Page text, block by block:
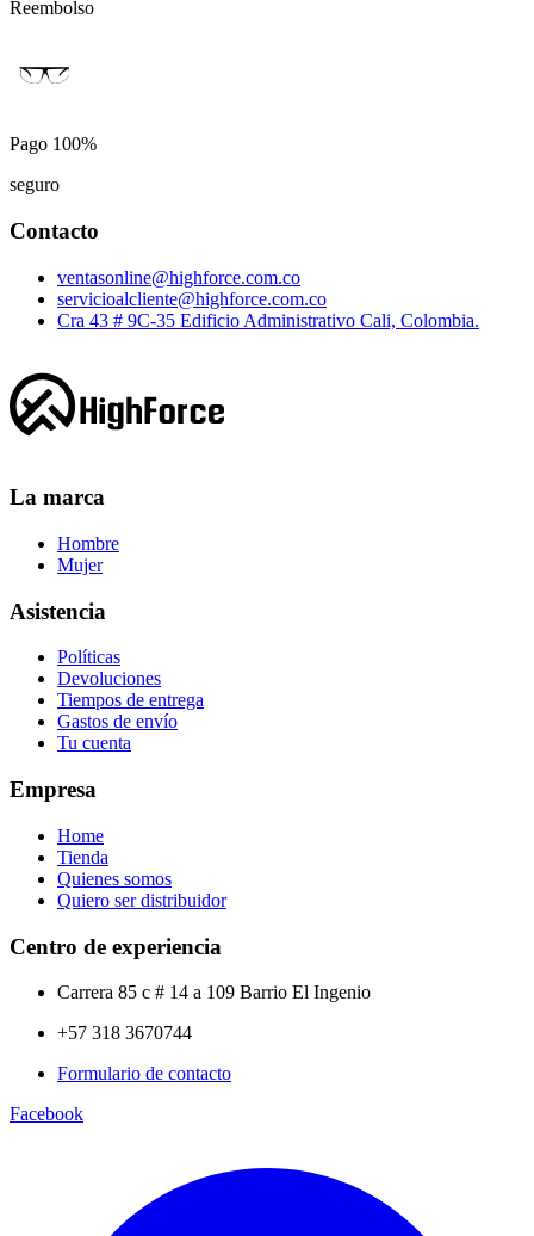
Reembolso
Pago 100%
seguro
Contacto
ventasonline@highforce.com.co
servicioalcliente@highforce.com.co
Cra 43 # 9C-35 Edificio Administrativo Cali, Colombia.
La marca
Hombre
Mujer
Asistencia
Políticas
Devoluciones
Tiempos de entrega
Gastos de envío
Tu cuenta
Empresa
Home
Tienda
Quienes somos
Quiero ser distribuidor
Centro de experiencia
Carrera 85 c # 14 a 109 Barrio El Ingenio
+57 318 3670744
Formulario de contacto
Facebook